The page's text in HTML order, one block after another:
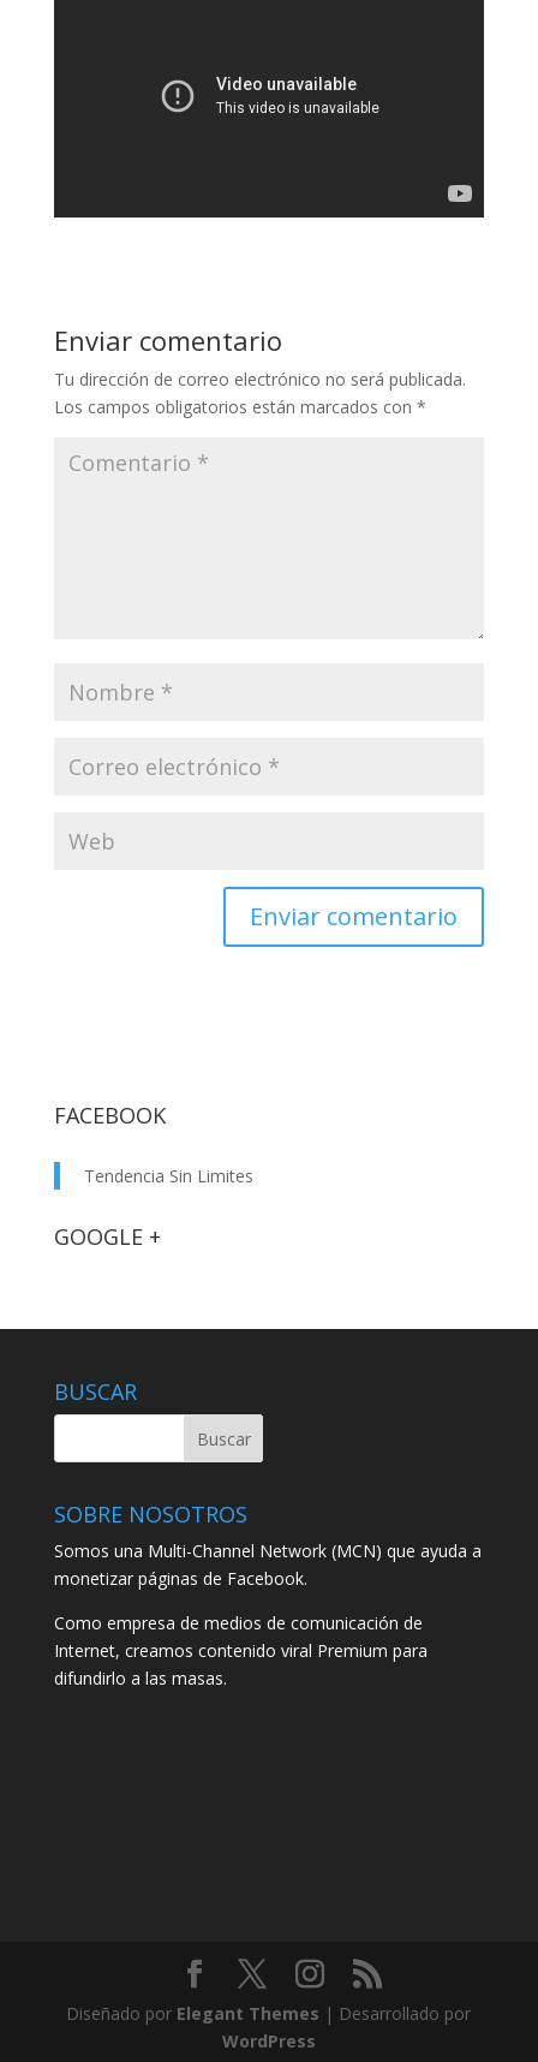
Enviar comentario
Tu dirección de correo electrónico no será publicada.
Los campos obligatorios están marcados con *
FACEBOOK
Tendencia Sin Limites
GOOGLE +
BUSCAR
SOBRE NOSOTROS
Somos una Multi-Channel Network (MCN) que ayuda a
monetizar páginas de Facebook.
Como empresa de medios de comunicación de
Internet, creamos contenido viral Premium para
difundirlo a las masas.
Diseñado por Elegant Themes | Desarrollado por
WordPress